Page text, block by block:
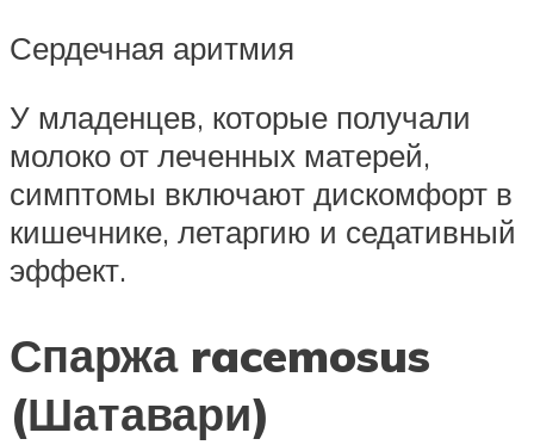
Сердечная аритмия
У младенцев, которые получали
молоко от леченных матерей,
симптомы включают дискомфорт в
кишечнике, летаргию и седативный
эффект.
Спаржа racemosus
(Шатавари)